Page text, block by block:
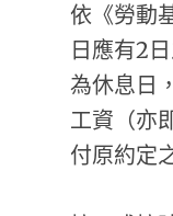
依《勞動
日應有2
為休息日
工資（亦
付原約定